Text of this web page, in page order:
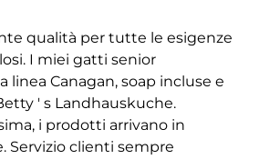
qualità per tutte le esigenze
I miei gatti senior
linea Canagan, soap incluse e
' s Landhauskuche.
i prodotti arrivano in
Servizio clienti sempre